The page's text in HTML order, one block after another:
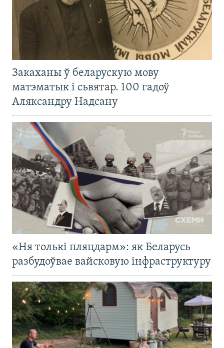
Закаханы ў беларускую мову
матэматык і сьвятар. 100 гадоў
Аляксандру Надсану
«Ня толькі пляцдарм»: як Беларусь
разбудоўвае вайсковую інфраструктуру